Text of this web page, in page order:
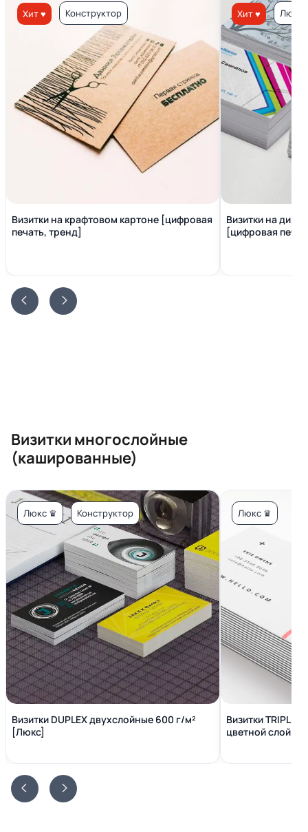
Хит ♥ Конструктор
Визитки на крафтовом картоне [цифровая
печать, тренд]
Хит ♥ Люкс
Визитки на
[цифровая
Визитки многослойные
(кашированные)
Люкс ♛ Конструктор
Визитки DUPLEX двухслойные 600 г/м²
[Люкс]
Люкс ♛
Визитки
цветной слой